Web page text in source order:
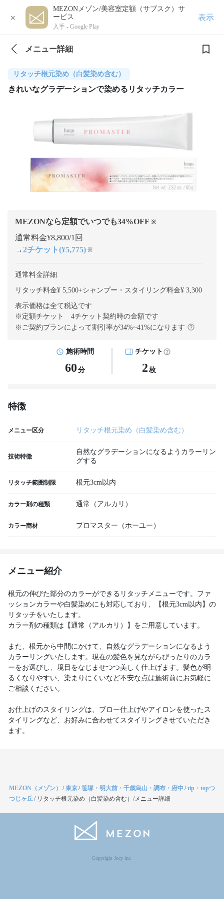
×
MEZONメゾン/美容室定額（サブスク）サ
ービス
入手 - Google Play
表示
メニュー詳細
リタッチ根元染め（白髪染め含む）
きれいなグラデーションで染めるリタッチカラー
MEZONなら定額でいつでも34%OFF ※
通常料金¥8,800/1回
→2チケット(¥5,775) ※
通常料金詳細
リタッチ料金¥ 5,500+シャンプー・スタイリング料金¥ 3,300
表示価格は全て税込です
※定額チケット 4チケット契約時の金額です
※ご契約プランによって割引率が34%~41%になります
施術時間
60 分
チケット
2 枚
特徴
メニュー区分 リタッチ根元染め（白髪染め含む）
技術特徴
自然なグラデーションになるようカラーリン
グする
リタッチ範囲制限 根元3cm以内
カラー剤の種類 通常（アルカリ）
カラー商材 プロマスター（ホーユー）
メニュー紹介
根元の伸びた部分のカラーができるリタッチメニューです。ファ
ッションカラーや白髪染めにも対応しており、【根元3cm以内】の
リタッチをいたします。
カラー剤の種類は【通常（アルカリ）】をご用意しています。
また、根元から中間にかけて、自然なグラデーションになるよう
カラーリングいたします。現在の髪色を見ながらぴったりのカラ
ーをお選びし、境目をなじませつつ美しく仕上げます。髪色が明
るくなりやすい、染まりにくいなど不安な点は施術前にお気軽に
ご相談ください。
お仕上げのスタイリングは、ブロー仕上げやアイロンを使ったス
タイリングなど、お好みに合わせてスタイリングさせていただき
ます。
MEZON（メゾン） /東京/笹塚・明大前・千歳烏山・調布・府中 /tip・topつ
つじヶ丘/ リタッチ根元染め（白髪染め含む）/メニュー詳細
Copyright Jocy inc.